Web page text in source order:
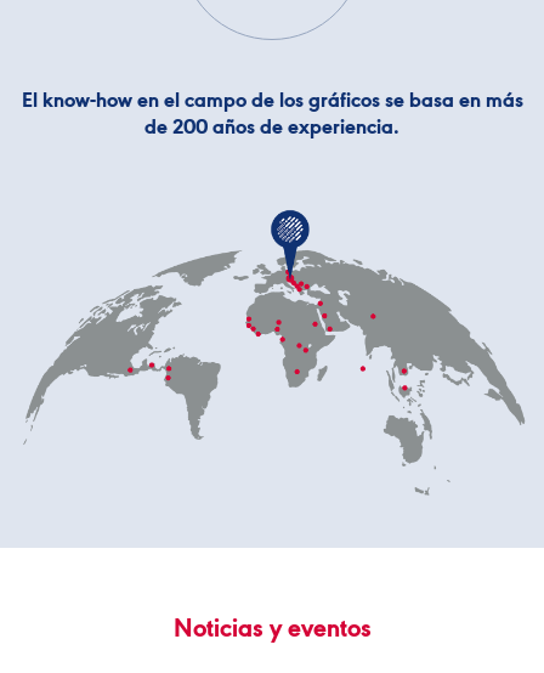
El know-how en el campo de los gráficos se basa en más
de 200 años de experiencia.
Noticias y eventos